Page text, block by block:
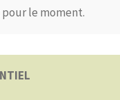
pour le moment.